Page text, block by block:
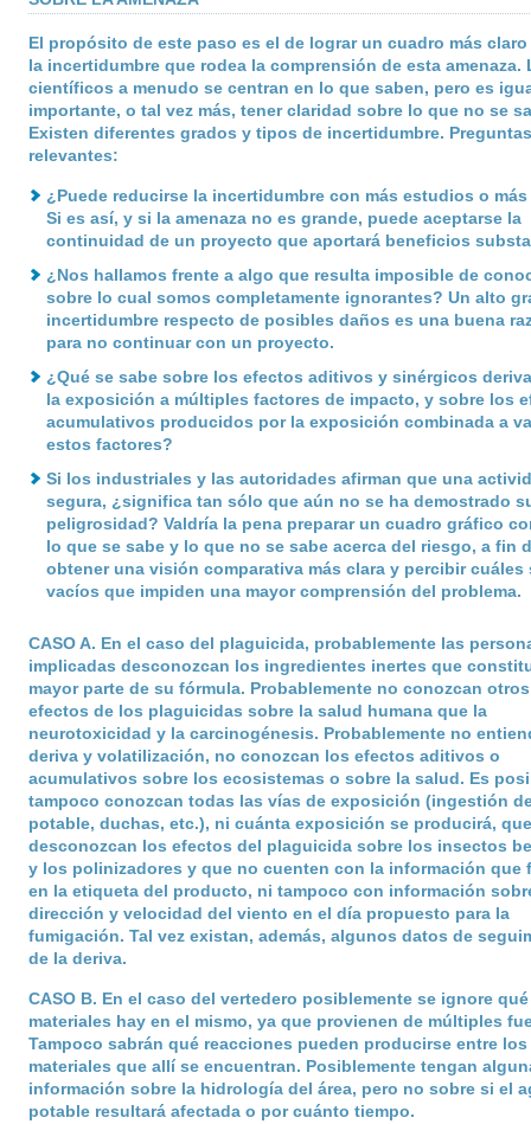
El propósito de este paso es el de lograr un cuadro más claro
la incertidumbre que rodea la comprensión de esta amenaza.
científicos a menudo se centran en lo que saben, pero es
importante, o tal vez más, tener claridad sobre lo que no se
Existen diferentes grados y tipos de incertidumbre. Preguntas
relevantes:
¿Puede reducirse la incertidumbre con más estudios o
Si es así, y si la amenaza no es grande, puede aceptarse la
continuidad de un proyecto que aportará beneficios
¿Nos hallamos frente a algo que resulta imposible de
sobre lo cual somos completamente ignorantes? Un alto
incertidumbre respecto de posibles daños es una buena
para no continuar con un proyecto.
¿Qué se sabe sobre los efectos aditivos y sinérgicos
la exposición a múltiples factores de impacto, y sobre los
acumulativos producidos por la exposición combinada a
estos factores?
Si los industriales y las autoridades afirman que una
segura, ¿significa tan sólo que aún no se ha demostrado
peligrosidad? Valdría la pena preparar un cuadro gráfico
lo que se sabe y lo que no se sabe acerca del riesgo, a fin
obtener una visión comparativa más clara y percibir cuáles
vacíos que impiden una mayor comprensión del problema.
CASO A. En el caso del plaguicida, probablemente las
implicadas desconozcan los ingredientes inertes que
mayor parte de su fórmula. Probablemente no conozcan otros
efectos de los plaguicidas sobre la salud humana que la
neurotoxicidad y la carcinogénesis. Probablemente no
deriva y volatilización, no conozcan los efectos aditivos o
acumulativos sobre los ecosistemas o sobre la salud. Es
tampoco conozcan todas las vías de exposición (ingestión
potable, duchas, etc.), ni cuánta exposición se producirá, que
desconozcan los efectos del plaguicida sobre los insectos
y los polinizadores y que no cuenten con la información que
en la etiqueta del producto, ni tampoco con información
dirección y velocidad del viento en el día propuesto para la
fumigación. Tal vez existan, además, algunos datos de
de la deriva.
CASO B. En el caso del vertedero posiblemente se ignore qué
materiales hay en el mismo, ya que provienen de múltiples
Tampoco sabrán qué reacciones pueden producirse entre los
materiales que allí se encuentran. Posiblemente tengan
información sobre la hidrología del área, pero no sobre si el
potable resultará afectada o por cuánto tiempo.